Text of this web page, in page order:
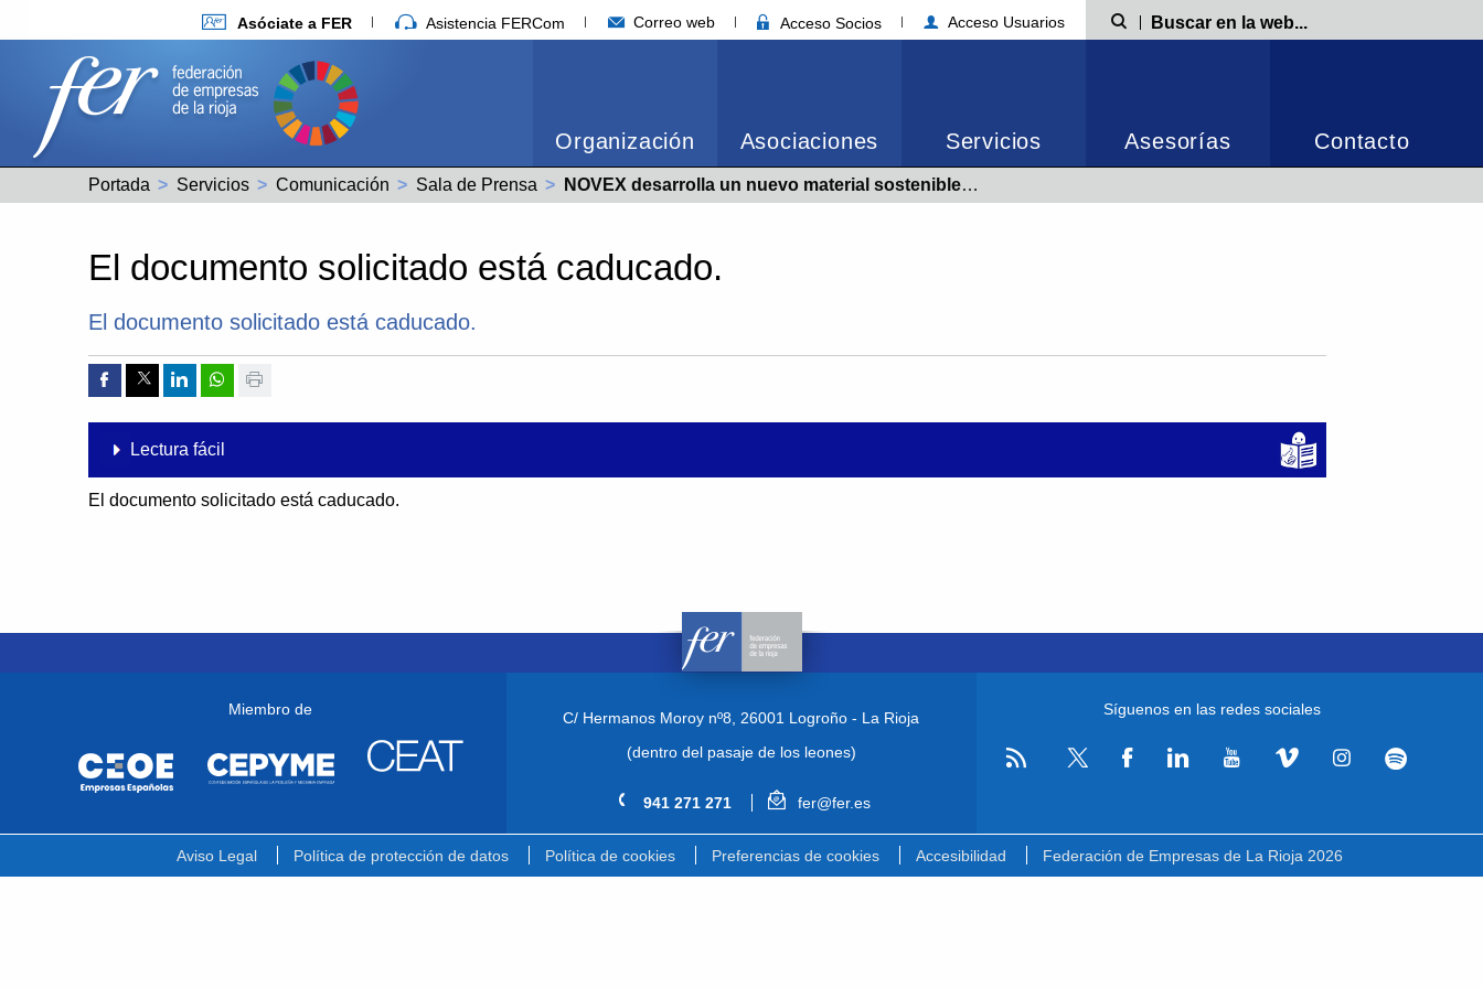
Asóciate a FER Asistencia FERCom Correo web Acceso Socios Acceso Usuarios Búsqueda
Organización Asociaciones Servicios Asesorías Contacto
Portada Servicios Comunicación Sala de Prensa Actual:
NOVEX desarrolla un nuevo material sostenible para la industria de la construcción a partir de espumas de poliuretano
El documento solicitado está caducado.
El documento solicitado está caducado.
Compartir por Facebook
Compartir por Twitter
Compartir por Linkedin
Compartir por whatsapp
Lectura fácil
El documento solicitado está caducado.
Miembro de C/ Hermanos Moroy nº8, 26001 Logroño - La Rioja
(dentro del pasaje de los leones)
941 271 271 fer@fer.es
Síguenos en las redes sociales
Aviso Legal Política de protección de datos Política de cookies Preferencias de cookies Accesibilidad Federación de Empresas de La Rioja 2026